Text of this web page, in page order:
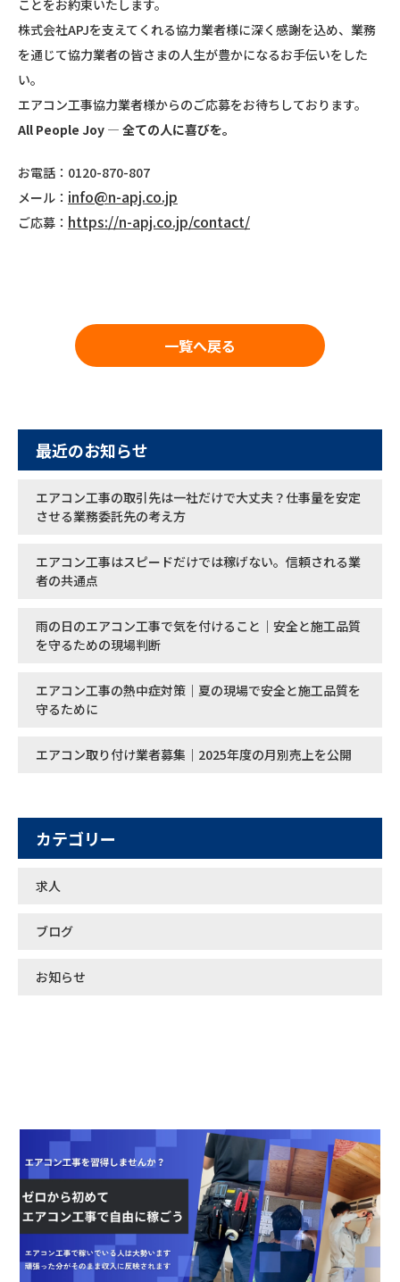
ことをお約束いたします。
株式会社APJを支えてくれる協力業者様に深く感謝を込め、業務
を通じて協力業者の皆さまの人生が豊かになるお手伝いをした
い。
エアコン工事協力業者様からのご応募をお待ちしております。
All People Joy ― 全ての人に喜びを。
お電話：0120-870-807
メール： info@n-apj.co.jp
ご応募： https://n-apj.co.jp/contact/
一覧へ戻る
最近のお知らせ
エアコン工事の取引先は一社だけで大丈夫？仕事量を安定
させる業務委託先の考え方
エアコン工事はスピードだけでは稼げない。信頼される業
者の共通点
雨の日のエアコン工事で気を付けること｜安全と施工品質
を守るための現場判断
エアコン工事の熱中症対策｜夏の現場で安全と施工品質を
守るために
エアコン取り付け業者募集｜2025年度の月別売上を公開
カテゴリー
求人
ブログ
お知らせ